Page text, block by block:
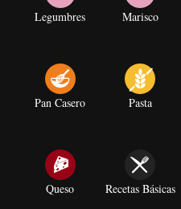
Legumbres Marisco
Pan Casero Pasta
Queso Recetas Básicas